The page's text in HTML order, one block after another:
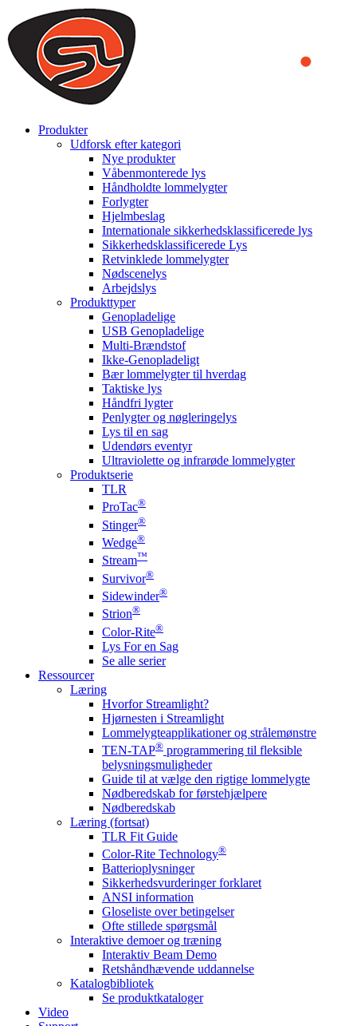
We use cookies to ensure that we provide you the best experience
on our website. By continuing to browse this website, you accept
that cookies are used to help us analyze how the website is used and
to offer you a better experience. To learn more or to find out how
you can disable cookies, you can access our
Produkter
Udforsk efter kategori
Nye produkter
Våbenmonterede lys
Håndholdte lommelygter
Forlygter
Hjelmbeslag
Internationale sikkerhedsklassificerede lys
Sikkerhedsklassificerede Lys
Retvinklede lommelygter
Nødscenelys
Arbejdslys
Produkttyper
Genopladelige
USB Genopladelige
Multi-Brændstof
Ikke-Genopladeligt
Bær lommelygter til hverdag
Taktiske lys
Håndfri lygter
Penlygter og nøgleringelys
Lys til en sag
Udendørs eventyr
Ultraviolette og infrarøde lommelygter
Produktserie
TLR
ProTac®
Stinger®
Wedge®
Stream™
Survivor®
Sidewinder®
Strion®
Color-Rite®
Lys For en Sag
Se alle serier
Ressourcer
Læring
Hvorfor Streamlight?
Hjørnesten i Streamlight
Lommelygteapplikationer og strålemønstre
TEN-TAP® programmering til fleksible
belysningsmuligheder
Guide til at vælge den rigtige lommelygte
Nødberedskab for førstehjælpere
Nødberedskab
Læring (fortsat)
TLR Fit Guide
Color-Rite Technology®
Batterioplysninger
Sikkerhedsvurderinger forklaret
ANSI information
Gloseliste over betingelser
Ofte stillede spørgsmål
Interaktive demoer og træning
Interaktiv Beam Demo
Retshåndhævende uddannelse
Katalogbibliotek
Se produktkataloger
Video